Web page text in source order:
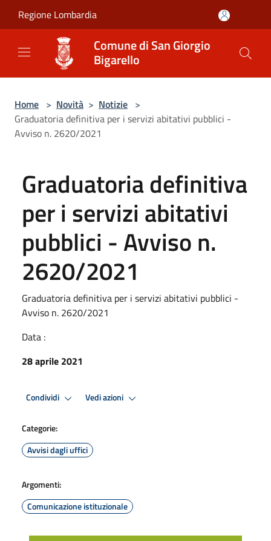
Regione Lombardia
Comune di San Giorgio
Bigarello
Home > Novità > Notizie >
Graduatoria definitiva per i servizi abitativi pubblici -
Avviso n. 2620/2021
Graduatoria definitiva
per i servizi abitativi
pubblici - Avviso n.
2620/2021
Graduatoria definitiva per i servizi abitativi pubblici -
Avviso n. 2620/2021
Data :
28 aprile 2021
Condividi Vedi azioni
Categorie:
Avvisi dagli uffici
Argomenti:
Comunicazione istituzionale